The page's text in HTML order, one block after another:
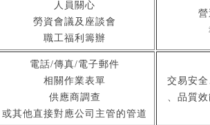
人員關心
勞資會議及座談會
職工福利籌辦
營
電話/傳真/電子郵件
相關作業表單
供應商調查
或其他直接對應公司主管的管道
交易安
、品質